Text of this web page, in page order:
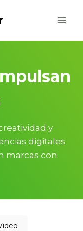
y
digitales
marcas con